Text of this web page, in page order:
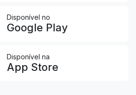
Disponível no
Google Play
Disponível na
App Store